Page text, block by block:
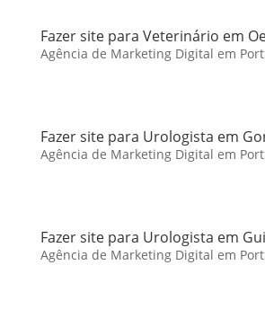
Fazer site para Veterinário em
Agência de Marketing Digital em
Fazer site para Urologista em
Agência de Marketing Digital em
Fazer site para Urologista em
Agência de Marketing Digital em